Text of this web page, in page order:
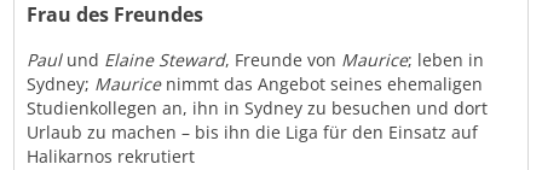
Frau des Freundes
Paulund Elaine Steward, Freunde von Maurice; leben in
Sydney; Mauricenimmt das Angebot seines ehemaligen
Studienkollegen an, ihn in Sydney zu besuchen und dort
Urlaub zu machen – bis ihn die Liga für den Einsatz auf
Halikarnos rekrutiert